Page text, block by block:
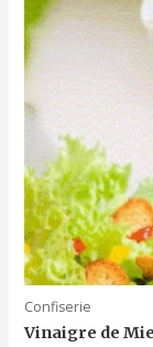
Confiserie
Vinaigre de